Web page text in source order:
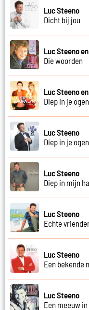
Luc Steeno
Dicht bij jou
Luc Steeno
Die woorden
Luc Steeno
Diep in je ogen
Luc Steeno
Diep in je ogen
Luc Steeno
Diep in mijn
Luc Steeno
Echte
Luc Steeno
Een bekende
Luc Steeno
Een meeuw